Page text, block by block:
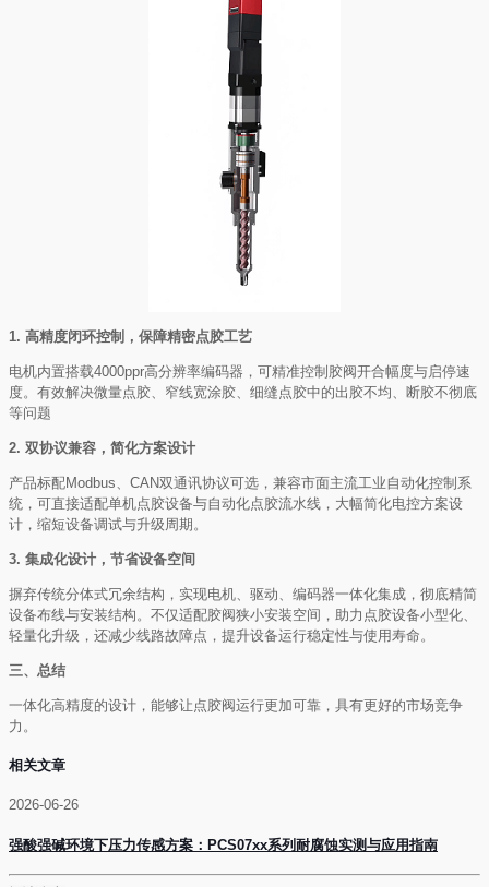
1. 高精度闭环控制，保障精密点胶工艺
电机内置搭载4000ppr高分辨率编码器，可精准控制胶阀开合幅度与启停速
度。有效解决微量点胶、窄线宽涂胶、细缝点胶中的出胶不均、断胶不彻底
等问题
2. 双协议兼容，简化方案设计
产品标配Modbus、CAN双通讯协议可选，兼容市面主流工业自动化控制系
统，可直接适配单机点胶设备与自动化点胶流水线，大幅简化电控方案设
计，缩短设备调试与升级周期。
3. 集成化设计，节省设备空间
摒弃传统分体式冗余结构，实现电机、驱动、编码器一体化集成，彻底精简
设备布线与安装结构。不仅适配胶阀狭小安装空间，助力点胶设备小型化、
轻量化升级，还减少线路故障点，提升设备运行稳定性与使用寿命。
三、总结
一体化高精度的设计，能够让点胶阀运行更加可靠，具有更好的市场竞争
力。
相关文章
2026-06-26
强酸强碱环境下压力传感方案：PCS07xx系列耐腐蚀实测与应用指南